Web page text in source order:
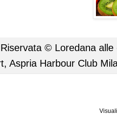
© Loredana
, Aspria Harbour Club